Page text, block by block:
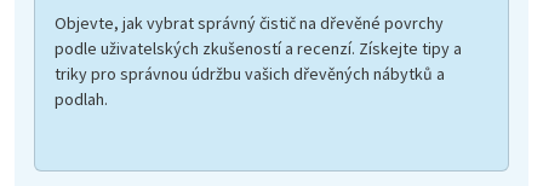
Objevte, jak vybrat správný čistič na dřevěné povrchy
podle uživatelských zkušeností a recenzí. Získejte tipy a
triky pro správnou údržbu vašich dřevěných nábytků a
podlah.